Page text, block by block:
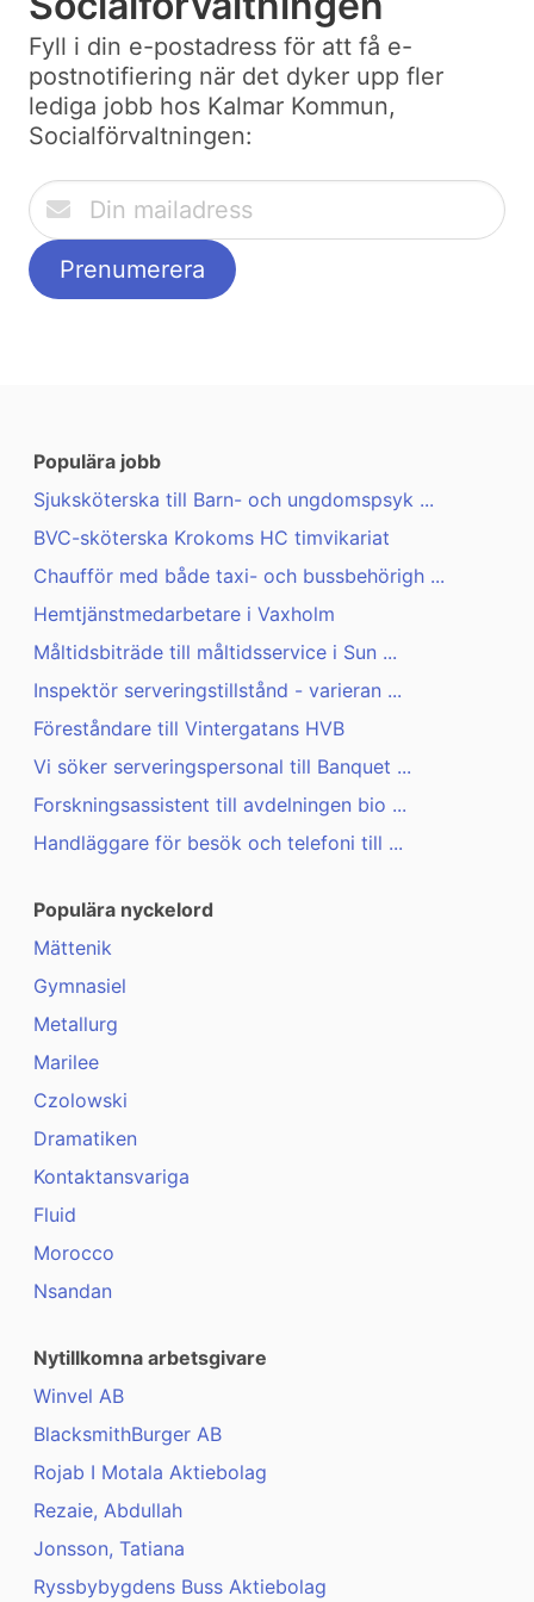
Fyll i din e-postadress för att få e-
postnotifiering när det dyker upp fler
lediga jobb hos Kalmar Kommun,
Socialförvaltningen:
Populära jobb
Sjuksköterska till Barn- och ungdomspsyk ...
BVC-sköterska Krokoms HC timvikariat
Chaufför med både taxi- och bussbehörigh ...
Hemtjänstmedarbetare i Vaxholm
Måltidsbiträde till måltidsservice i Sun ...
Inspektör serveringstillstånd - varieran ...
Föreståndare till Vintergatans HVB
Vi söker serveringspersonal till Banquet ...
Forskningsassistent till avdelningen bio ...
Handläggare för besök och telefoni till ...
Populära nyckelord
Mättenik
Gymnasiel
Metallurg
Marilee
Czolowski
Dramatiken
Kontaktansvariga
Fluid
Morocco
Nsandan
Nytillkomna arbetsgivare
Winvel AB
BlacksmithBurger AB
Rojab I Motala Aktiebolag
Rezaie, Abdullah
Jonsson, Tatiana
Ryssbybygdens Buss Aktiebolag